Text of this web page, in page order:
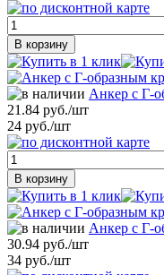
В корзину
Анкер с Г-
21.84 руб./шт
24 руб./шт
В корзину
Анкер с Г-
30.94 руб./шт
34 руб./шт